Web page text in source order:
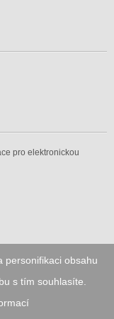
personifikaci obsahu
s tím souhlasíte.
pro elektronickou